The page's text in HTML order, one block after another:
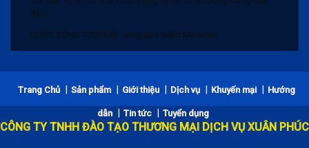
đảm
CUỘC SỐNG TƯƠI ĐẸP cùng Bảo hiểm Manulife
Khẩu trang vải 3 lớp trắng KT5 giá bán lẻ, bán sỉ rẻ nhất Hà Nội,
gửi hàng toàn quốc
Giá bán sỉ, lẻ các loại khẩu trang uy tín, chất lượng, hàng bảo
Trang Chủ | Sản phẩm | Giới thiệu | Dịch vụ | Khuyến mại | Hướng
dẫn | Tin tức | Tuyển dụng
CÔNG TY TNHH ĐÀO TẠO THƯƠNG MẠI DỊCH VỤ XUÂN PHÚC